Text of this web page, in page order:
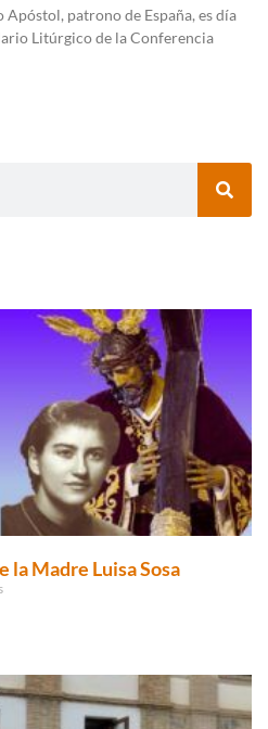
patrono de España, es día
Litúrgico de la Conferencia
la Madre Luisa Sosa